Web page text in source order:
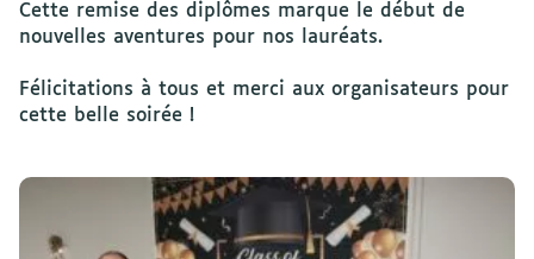
Cette remise des diplômes marque le début de
nouvelles aventures pour nos lauréats.
Félicitations à tous et merci aux organisateurs pour
cette belle soirée !